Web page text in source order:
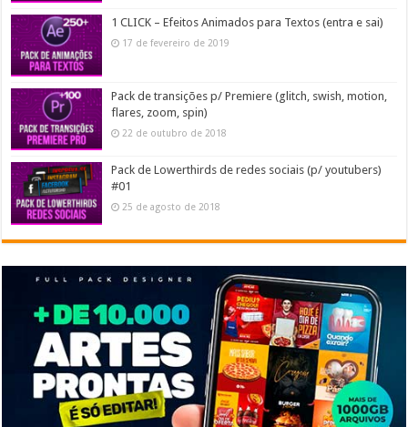
1 CLICK – Efeitos Animados para Textos (entra e sai)
17 de fevereiro de 2019
Pack de transições p/ Premiere (glitch, swish, motion,
flares, zoom, spin)
22 de outubro de 2018
Pack de Lowerthirds de redes sociais (p/ youtubers)
#01
25 de agosto de 2018